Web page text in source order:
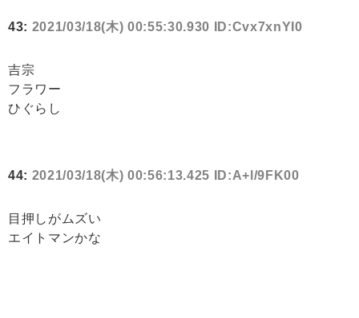
43: 2021/03/18(木) 00:55:30.930 ID:Cvx7xnYI0
吉宗
フラワー
ひぐらし
44: 2021/03/18(木) 00:56:13.425 ID:A+l/9FK00
目押しがムズい
エイトマンかな